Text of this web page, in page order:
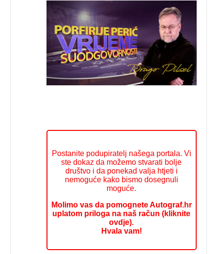
Postanite podupiratelj našega portala. Vi
ste dokaz da možemo stvarati bolje
društvo i da ponekad valja htjeti i
nemoguće kako bismo dosegnuli
moguće.
Molimo vas da pomognete Autograf.hr
uplatom priloga na naš račun (kliknite
ovdje).
Hvala vam!